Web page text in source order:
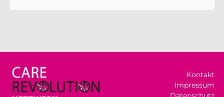
Kontakt
Impressum